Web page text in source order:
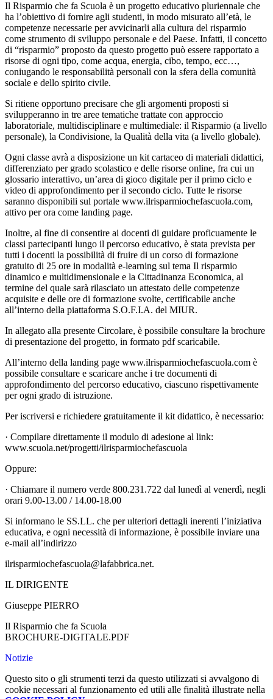
Il Risparmio che fa Scuola è un progetto educativo pluriennale che
ha l’obiettivo di fornire agli studenti, in modo misurato all’età, le
competenze necessarie per avvicinarli alla cultura del risparmio
come strumento di sviluppo personale e del Paese. Infatti, il concetto
di “risparmio” proposto da questo progetto può essere rapportato a
risorse di ogni tipo, come acqua, energia, cibo, tempo, ecc…,
coniugando le responsabilità personali con la sfera della comunità
sociale e dello spirito civile.
Si ritiene opportuno precisare che gli argomenti proposti si
svilupperanno in tre aree tematiche trattate con approccio
laboratoriale, multidisciplinare e multimediale: il Risparmio (a livello
personale), la Condivisione, la Qualità della vita (a livello globale).
Ogni classe avrà a disposizione un kit cartaceo di materiali didattici,
differenziato per grado scolastico e delle risorse online, fra cui un
glossario interattivo, un’area di gioco digitale per il primo ciclo e
video di approfondimento per il secondo ciclo. Tutte le risorse
saranno disponibili sul portale www.ilrisparmiochefascuola.com,
attivo per ora come landing page.
Inoltre, al fine di consentire ai docenti di guidare proficuamente le
classi partecipanti lungo il percorso educativo, è stata prevista per
tutti i docenti la possibilità di fruire di un corso di formazione
gratuito di 25 ore in modalità e-learning sul tema Il risparmio
dinamico e multidimensionale e la Cittadinanza Economica, al
termine del quale sarà rilasciato un attestato delle competenze
acquisite e delle ore di formazione svolte, certificabile anche
all’interno della piattaforma S.O.F.I.A. del MIUR.
In allegato alla presente Circolare, è possibile consultare la brochure
di presentazione del progetto, in formato pdf scaricabile.
All’interno della landing page www.ilrisparmiochefascuola.com è
possibile consultare e scaricare anche i tre documenti di
approfondimento del percorso educativo, ciascuno rispettivamente
per ogni grado di istruzione.
Per iscriversi e richiedere gratuitamente il kit didattico, è necessario:
· Compilare direttamente il modulo di adesione al link:
www.scuola.net/progetti/ilrisparmiochefascuola
Oppure:
· Chiamare il numero verde 800.231.722 dal lunedì al venerdì, negli
orari 9.00-13.00 / 14.00-18.00
Si informano le SS.LL. che per ulteriori dettagli inerenti l’iniziativa
educativa, e ogni necessità di informazione, è possibile inviare una
e-mail all’indirizzo
ilrisparmiochefascuola@lafabbrica.net.
IL DIRIGENTE
Giuseppe PIERRO
Il Risparmio che fa Scuola
BROCHURE-DIGITALE.PDF
Notizie
Questo sito o gli strumenti terzi da questo utilizzati si avvalgono di
cookie necessari al funzionamento ed utili alle finalità illustrate nella